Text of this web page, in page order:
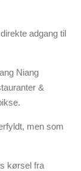
adgang til
Niang
&
men som
kørsel fra